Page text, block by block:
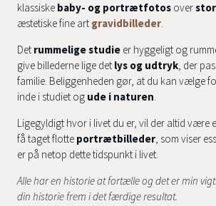
klassiske baby- og portrætfotos over
æstetiske fine art gravidbilleder.
Det rummelige studie er hyggeligt og
give billederne lige det lys og udtryk, der
familie. Beliggenheden gør, at du kan vælge
inde i studiet og ude i naturen.
Ligegyldigt hvor i livet du er, vil der altid være
få taget flotte portrætbilleder, som viser
er på netop dette tidspunkt i livet.
Alle har en historie at fortælle og det er min
din historie frem i det færdige resultat.